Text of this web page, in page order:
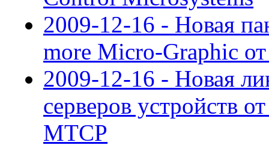
2009-12-16 - Новая
more Micro-Graphic
2009-12-16 - Новая
серверов устройств
MTCP